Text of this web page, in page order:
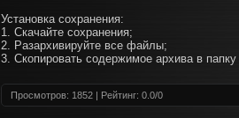
Установка сохранения:
1. Скачайте сохранения;
2. Разархивируйте все файлы;
3. Скопировать содержимое архива в
Просмотров: 1852 | Рейтинг: 0.0/0